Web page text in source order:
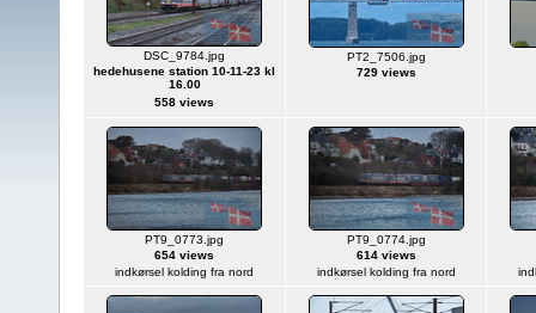
DSC_9784.jpg
hedehusene station 10-11-23 kl
16.00
558 views
PT2_7506.jpg
729 views
PT9_0773.jpg
654 views
indkørsel kolding fra nord
PT9_0774.jpg
614 views
indkørsel kolding fra nord